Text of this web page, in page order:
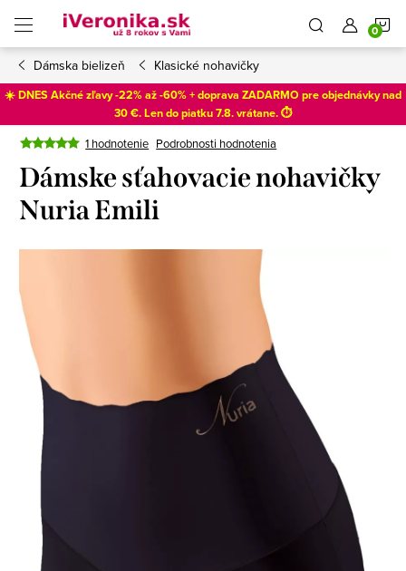
obsah
Dámska bielizeň Klasické nohavičky
☀️ DNES Akčné zľavy -22% až -60% + doprava ZADARMO pre objednávky nad
30 €. Len dopiatku 7.8. vrátane. ⏱️
1 hodnotenie Podrobnosti hodnotenia
Dámske sťahovacie nohavičky
Nuria Emili